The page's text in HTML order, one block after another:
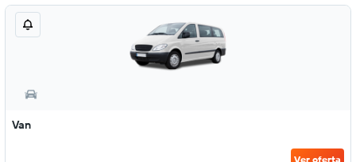
Van
Ver oferta